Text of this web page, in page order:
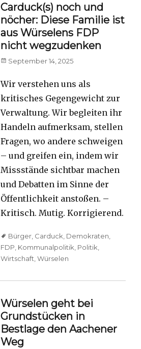
Carduck(s) noch und
nöcher: Diese Familie ist
aus Würselens FDP
nicht wegzudenken
Posted
September 14, 2025
Wir verstehen uns als
kritisches Gegengewicht zur
Verwaltung. Wir begleiten ihr
Handeln aufmerksam, stellen
Fragen, wo andere schweigen
– und greifen ein, indem wir
Missstände sichtbar machen
und Debatten im Sinne der
Öffentlichkeit anstoßen. –
Kritisch. Mutig. Korrigierend.
TagsBürger Carduck Demokraten
FDP Kommunalpolitik Politik
Wirtschaft ,Würselen
Würselen geht bei
Grundstücken in
Bestlage den Aachener
Weg